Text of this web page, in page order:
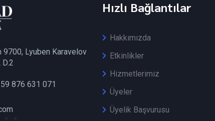
9700, Lyuben Karavelov
D.2
876 631 071
Hızlı Bağlantılar
Hakkımızda
Etkinlikler
Hizmetlerimiz
Üyeler
Üyelik Başvurusu